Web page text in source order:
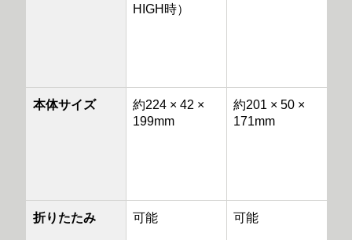
HIGH時）
本体サイズ
約224 × 42 ×
199mm
約201 × 50 ×
171mm
折りたたみ 可能 可能